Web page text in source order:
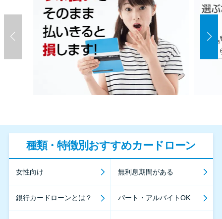
種類・特徴別おすすめカードローン
女性向け 無利息期間がある
銀行カードローンとは？ パート・アルバイトOK